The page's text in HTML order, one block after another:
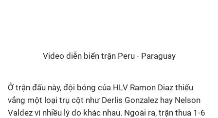
Video diễn biến trận Peru - Paraguay
Ở trận đấu này, đội bóng của HLV Ramon Diaz thiếu
vắng một loại trụ cột như Derlis Gonzalez hay Nelson
Valdez vì nhiều lý do khác nhau. Ngoài ra, trận thua 1-6